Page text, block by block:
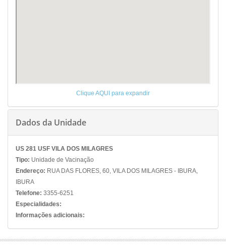
Clique AQUI para expandir
Dados da Unidade
US 281 USF VILA DOS MILAGRES
Tipo: Unidade de Vacinação
Endereço: RUA DAS FLORES, 60, VILA DOS MILAGRES - IBURA,
IBURA
Telefone: 3355-6251
Especialidades:
Informações adicionais: